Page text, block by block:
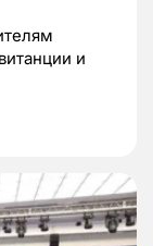
и